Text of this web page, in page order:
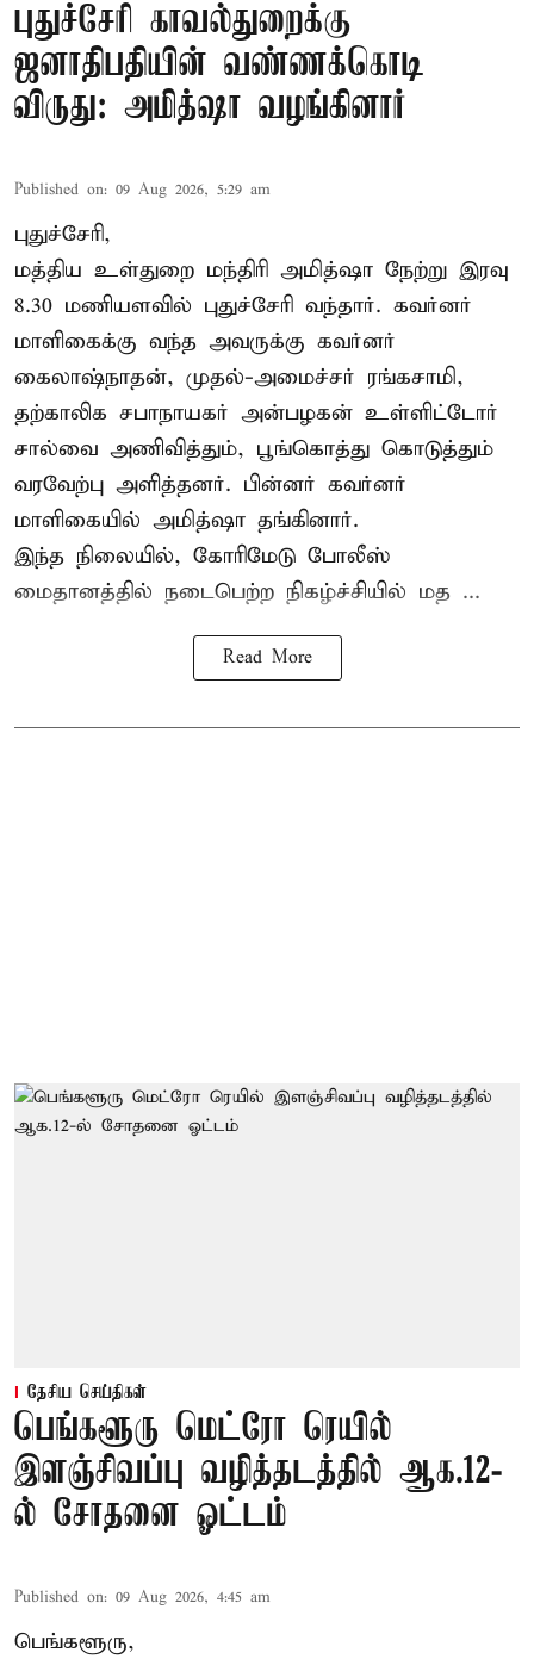
புதுச்சேரி காவல்துறைக்கு
ஜனாதிபதியின் வண்ணக்கொடி
விருது: அமித்ஷா வழங்கினார்
Published on: 09 Aug 2026, 5:29 am
புதுச்சேரி,
மத்திய உள்துறை மந்திரி அமித்ஷா நேற்று இரவு
8.30 மணியளவில் புதுச்சேரி வந்தார். கவர்னர்
மாளிகைக்கு வந்த அவருக்கு கவர்னர்
கைலாஷ்நாதன், முதல்-அமைச்சர் ரங்கசாமி,
தற்காலிக சபாநாயகர் அன்பழகன் உள்ளிட்டோர்
சால்வை அணிவித்தும், பூங்கொத்து கொடுத்தும்
வரவேற்பு அளித்தனர். பின்னர் கவர்னர்
மாளிகையில் அமித்ஷா தங்கினார்.
இந்த நிலையில், கோரிமேடு போலீஸ்
மைதானத்தில் நடைபெற்ற நிகழ்ச்சியில் மத ...
Read More
தேசிய செய்திகள்
பெங்களூரு மெட்ரோ ரெயில்
இளஞ்சிவப்பு வழித்தடத்தில் ஆக.12-
ல் சோதனை ஓட்டம்
Published on: 09 Aug 2026, 4:45 am
பெங்களூரு,